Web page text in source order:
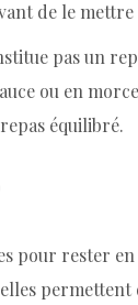
de le
pas un
ou en
équilibré.
pour rester